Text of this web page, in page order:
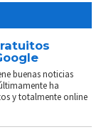
buenas noticias
ha
y totalmente online